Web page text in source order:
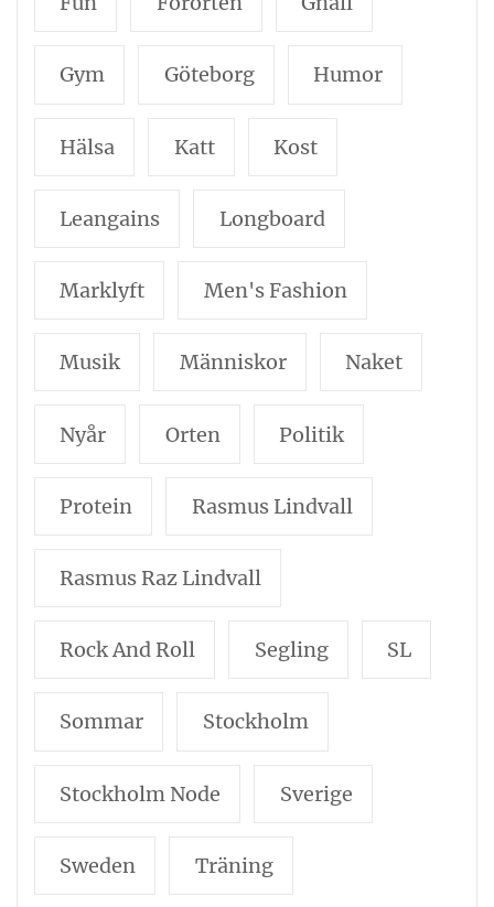
Gym Göteborg Humor
Hälsa Katt Kost
Leangains Longboard
Marklyft Men's Fashion
Musik Människor Naket
Nyår Orten Politik
Protein Rasmus Lindvall
Rasmus Raz Lindvall
Rock And Roll Segling SL
Sommar Stockholm
Stockholm Node Sverige
Sweden Träning